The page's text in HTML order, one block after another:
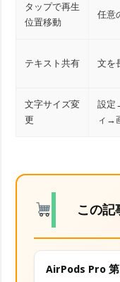
タップで再生
位置移動
任意
テキスト共有 文を
文字サイズ変
更
設定
ィ→
この記
AirPods Pro